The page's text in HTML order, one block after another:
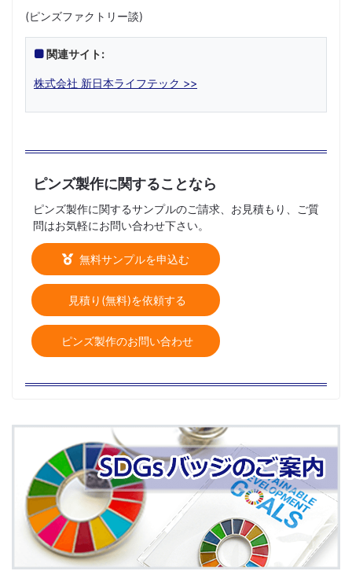
(ピンズファクトリー談)
関連サイト:
株式会社 新日本ライフテック >>
ピンズ製作に関することなら
ピンズ製作に関するサンプルのご請求、お見積もり、ご質
問はお気軽にお問い合わせ下さい。
無料サンプルを申込む
見積り(無料)を依頼する
ピンズ製作のお問い合わせ